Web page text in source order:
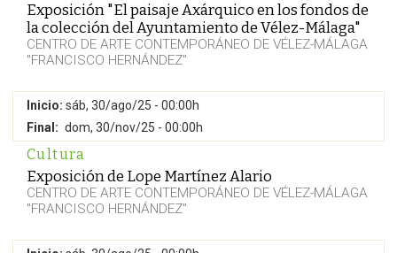
Exposición "El paisaje Axárquico en los fondos de
la colección del Ayuntamiento de Vélez-Málaga"
CENTRO DE ARTE CONTEMPORÁNEO DE VÉLEZ-MÁLAGA
"FRANCISCO HERNÁNDEZ"
Inicio: sáb, 30/ago/25 - 00:00h
Final: dom, 30/nov/25 - 00:00h
Cultura
Exposición de Lope Martínez Alario
CENTRO DE ARTE CONTEMPORÁNEO DE VÉLEZ-MÁLAGA
"FRANCISCO HERNÁNDEZ"